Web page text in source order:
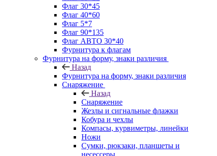
Флаг 30*45
Флаг 40*60
Флаг 5*7
Флаг 90*135
Флаг АВТО 30*40
Фурнитура к флагам
Фурнитура на форму, знаки различия
Назад
Фурнитура на форму, знаки различия
Снаряжение
Назад
Снаряжение
Жезлы и сигнальные флажки
Кобура и чехлы
Компасы, курвиметры, линейки
Ножи
Сумки, рюкзаки, планшеты и
несессеры